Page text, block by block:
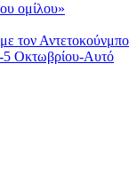
ομίλου»
τον Αντετοκούνμπο
5 Οκτωβρίου-Αυτό